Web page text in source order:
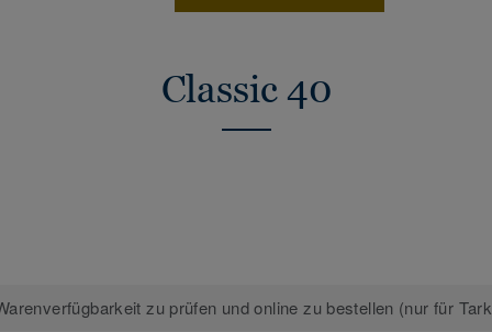
Classic 40
zu prüfen und online zu bestellen (nur für